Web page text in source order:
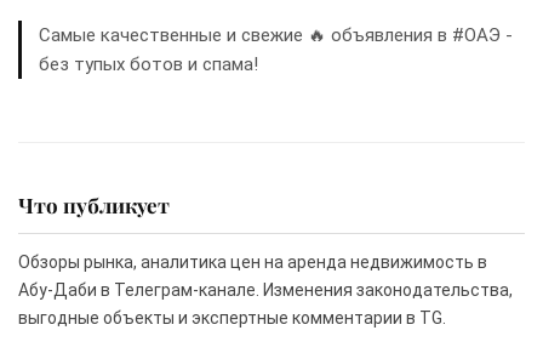
Самые качественные и свежие 🔥 объявления в #ОАЭ -
без тупых ботов и спама!
Что публикует
Обзоры рынка, аналитика цен на аренда недвижимость в
Абу-Даби в Телеграм-канале. Изменения законодательства,
выгодные объекты и экспертные комментарии в TG.